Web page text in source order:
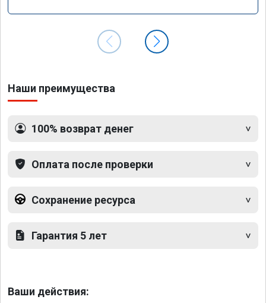
Наши преимущества
100% возврат денег
Оплата после проверки
Сохранение ресурса
Гарантия 5 лет
Ваши действия: